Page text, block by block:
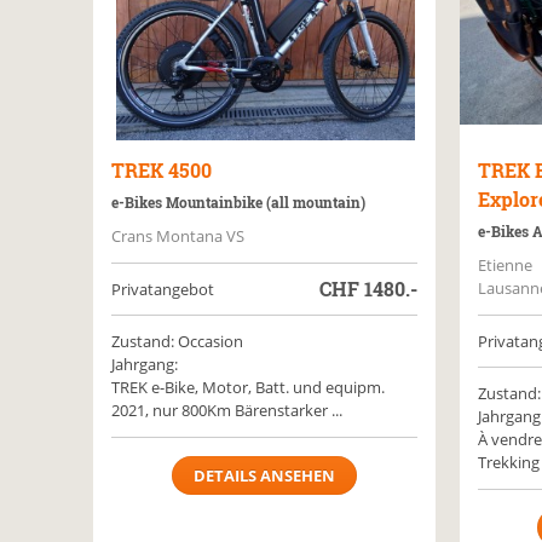
TREK4500
e-Bikes Mountainbike (all mountain)
Crans Montana VS
Privatangebot CHF1480.-
Zustand: Occasion
Jahrgang:
TREK e-Bike, Motor, Batt. und equipm.
2021, nur 800Km Bärenstarker ...
DETAILS ANSEHEN
TREK
e-Bikes
Etienne
À